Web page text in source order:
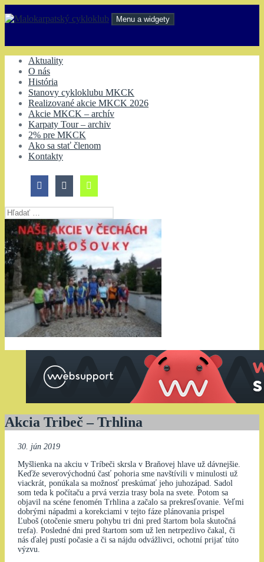
na
Menu a widgety
Aktuality
O nás
História
Stanovy cykloklubu MKCK
Realizované akcie MKCK 2026
Akcie MKCK – archív
Karpaty Tour – archiv
2% pre MKCK
Ako sa stať členom
Kontakty
Hľadať:
Akcia Tribeč – Trhlina
30. jún 2019
Myšlienka na akciu v Tríbeči skrsla v Braňovej hlave už dávnejšie.
Keďže severovýchodnú časť pohoria sme navštívili v minulosti už
viackrát, ponúkala sa možnosť preskúmať jeho juhozápad. Sadol
som teda k počítaču a prvá verzia trasy bola na svete. Potom sa
objavil na scéne fenomén Trhlina a začalo sa prekresľovanie. Veľmi
dobrými nápadmi a korekciami v tejto fáze plánovania prispel
Ľuboš (otočenie smeru pohybu tri dni pred štartom bola skutočná
trefa). Posledné dni pred štartom som už len netrpezlivo čakal, či
nás ďalej pustí počasie a či sa nájdu odvážlivci, ochotní prijať túto
výzvu.